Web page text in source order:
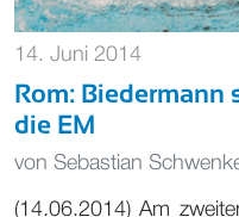
14. Juni 2014
Rom: Biedermann
die EM
von Sebastian
(14.06.2014) Am